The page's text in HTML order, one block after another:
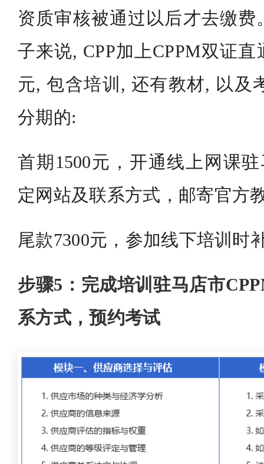
资质审核被通过以后才去缴费
子来说, CPP加上CPPM双证
元, 包含培训, 还有教材, 以及
分期的:
首期1500元，开通线上网课
定网站及联系方式，邮寄官方
尾款7300元，参加线下培训时
步骤5：完成培训驻马店市
系方式，预约考试